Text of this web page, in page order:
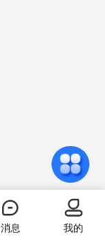
消息 我的